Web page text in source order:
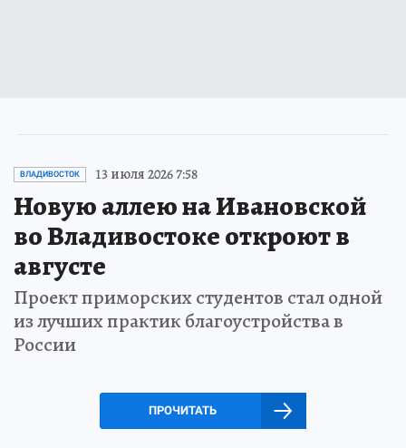
ВЛАДИВОСТОК 13 июля 2026 7:58
Новую аллею на Ивановской
во Владивостоке откроют в
августе
Проект приморских студентов стал одной
из лучших практик благоустройства в
России
ПРОЧИТАТЬ